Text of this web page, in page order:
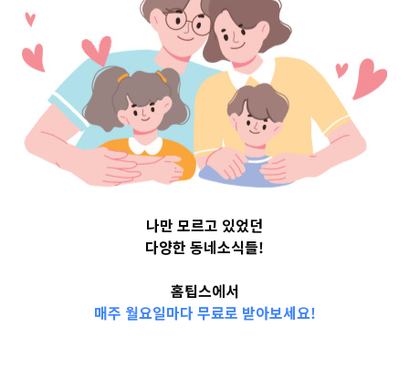
2023-08-18
readybaby-admin
나만 모르고 있었던
다양한 동네소식들!
홈팁스에서
매주 월요일마다 무료로 받아보세요!